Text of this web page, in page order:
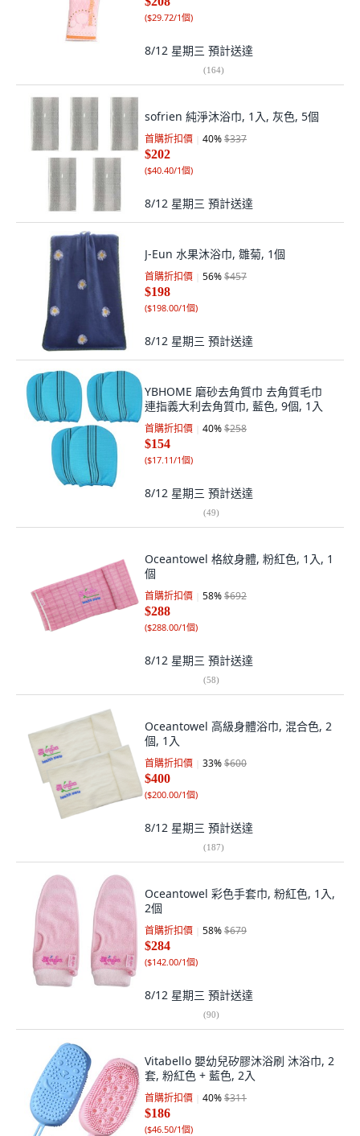
($29.72/1個)
8/12 星期三 預計送達
(164)
sofrien 純淨沐浴巾, 1入, 灰色, 5個
首購折扣價 40%$337
$202
($40.40/1個)
8/12 星期三 預計送達
J-Eun 水果沐浴巾, 雛菊, 1個
首購折扣價 56%$457
$198
($198.00/1個)
8/12 星期三 預計送達
YBHOME 磨砂去角質巾 去角質毛巾
連指義大利去角質巾, 藍色, 9個, 1入
首購折扣價 40%$258
$154
($17.11/1個)
8/12 星期三 預計送達
(49)
Oceantowel 格紋身體, 粉紅色, 1入, 1
個
首購折扣價 58%$692
$288
($288.00/1個)
8/12 星期三 預計送達
(58)
Oceantowel 高級身體浴巾, 混合色, 2
個, 1入
首購折扣價 33%$600
$400
($200.00/1個)
8/12 星期三 預計送達
(187)
Oceantowel 彩色手套巾, 粉紅色, 1入,
2個
首購折扣價 58%$679
$284
($142.00/1個)
8/12 星期三 預計送達
(90)
Vitabello 嬰幼兒矽膠沐浴刷 沐浴巾, 2
套, 粉紅色 + 藍色, 2入
首購折扣價 40%$311
$186
($46.50/1個)